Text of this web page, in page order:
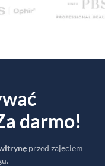
darmo!
przed zajęciem